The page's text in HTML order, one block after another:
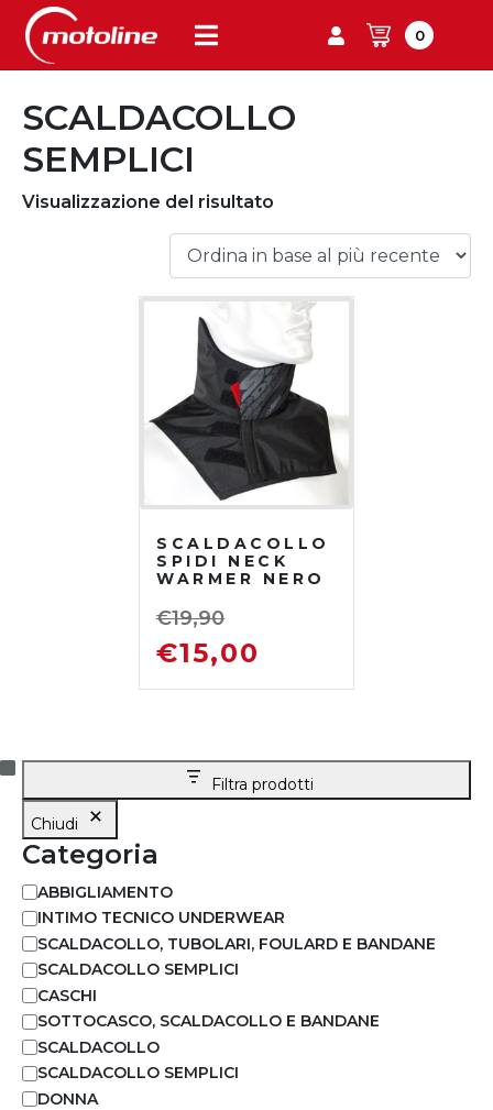
0
SCALDACOLLO
SEMPLICI
Visualizzazione del risultato
SCALDACOLLO
SPIDI NECK
WARMER NERO
€19,90
€15,00
Filtra prodotti
Chiudi
Categoria
ABBIGLIAMENTO
INTIMO TECNICO UNDERWEAR
SCALDACOLLO, TUBOLARI, FOULARD E BANDANE
SCALDACOLLO SEMPLICI
CASCHI
SOTTOCASCO, SCALDACOLLO E BANDANE
SCALDACOLLO
SCALDACOLLO SEMPLICI
DONNA